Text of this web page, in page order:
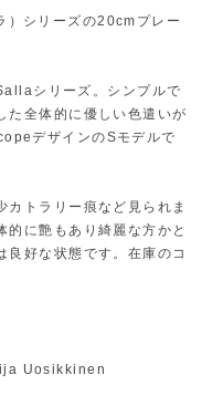
シリーズの20cmプレー
シリーズ。シンプルで
た全体的に優しい色遣いが
デザインのSモデルで
トラリー痕など見られま
に艶もあり綺麗な方かと
良好な状態です。在庫のコ
Uosikkinen